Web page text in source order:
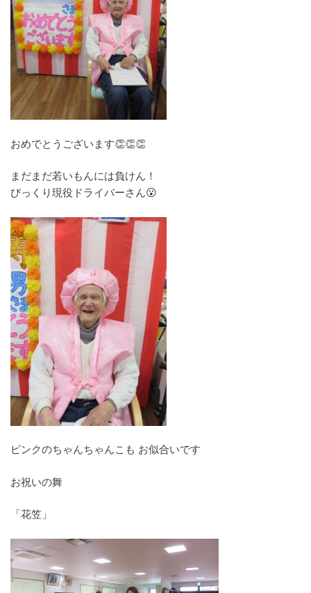
おめでとうございます👏👏👏
まだまだ若いもんには負けん！
びっくり現役ドライバーさん😮
ピンクのちゃんちゃんこも お似合いです
お祝いの舞
「花笠」